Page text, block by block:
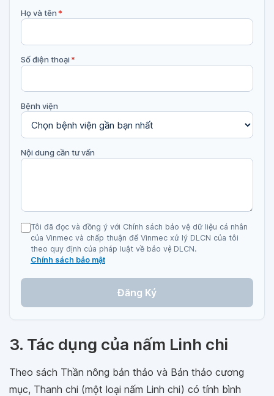
Họ và tên*
Số điện thoại*
Bệnh viện
Nội dung cần tư vấn
Tôi đã đọc và đồng ý với Chính sách bảo vệ dữ liệu cá nhân
của Vinmec và chấp thuận để Vinmec xử lý DLCN của tôi
theo quy định của pháp luật về bảo vệ DLCN.
Chính sách bảo mật
Đăng Ký
3. Tác dụng của nấm Linh chi
Theo sách Thần nông bản thảo và Bản thảo cương
mục, Thanh chi (một loại nấm Linh chi) có tính bình